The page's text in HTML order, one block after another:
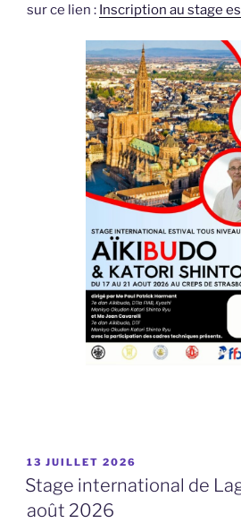
sur ce lien : Inscription au stage
PUBLIÉ
LE
13 JUILLET 2026
Stage international de
août 2026